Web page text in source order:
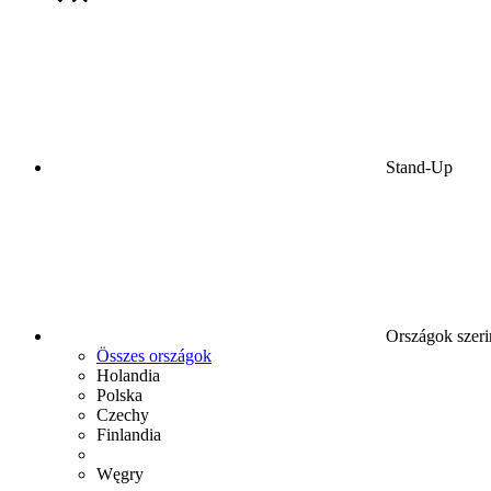
Stand-Up
Országok
Összes országok
Holandia
Polska
Czechy
Finlandia
Węgry